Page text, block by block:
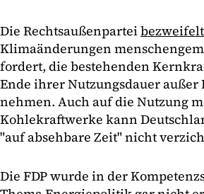
Die Rechtsaußenparteibezweifelt
Klimaänderungen
fordert, die bestehenden
Ende ihrer Nutzungsdauer außer
nehmen. Auch auf die Nutzung
Kohlekraftwerke kann
"auf absehbare Zeit" nicht
Die FDP wurde in der